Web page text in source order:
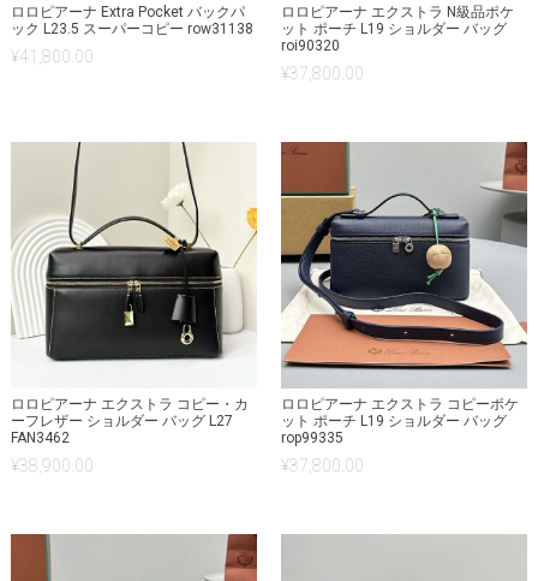
ロロピアーナ Extra Pocket バックパ
ック L23.5 スーパーコピー row31138
¥41,800.00
ロロピアーナ エクストラ N級品ポケ
ット ポーチ L19 ショルダー バッグ
roi90320
¥37,800.00
ロロピアーナ エクストラ コピー・カ
ーフレザー ショルダー バッグ L27
FAN3462
¥38,900.00
ロロピアーナ エクストラ コピーポケ
ット ポーチ L19 ショルダー バッグ
rop99335
¥37,800.00